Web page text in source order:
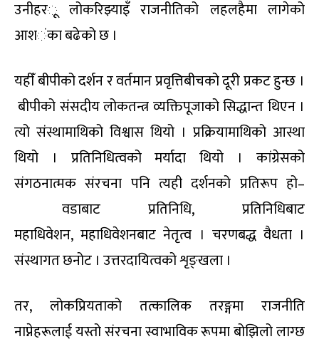
उनीहरूलोकरिझ्याइँराजनीतिको लहलहैमा लागेको
आशंका बढेको छ ।
यहीँबीपीको दर्शन र वर्तमान प्रवृत्तिबीचको दूरी प्रकट हुन्छ ।
बीपीको संसदीय लोकतन्त्रव्यक्तिपूजाको सिद्धान्त थिएन ।
त्यो संस्थामाथिको विश्वास थियो । प्रक्रियामाथिको आस्था
थियो । प्रतिनिधित्वको मर्यादा थियो । कांग्रेसको
संगठनात्मक संरचना पनि त्यही दर्शनको प्रतिरूप हो–
वडाबाट प्रतिनिधि, प्रतिनिधिबाट
महाधिवेशन,महाधिवेशनबाट नेतृत्व । चरणबद्ध वैधता ।
संस्थागत छनोट । उत्तरदायित्वको शृङ्खला ।
तर, लोकप्रियताको तत्कालिक तरङ्गमा राजनीति
नाप्नेहरूलाई यस्तो संरचना स्वाभाविक रूपमा बोझिलो लाग्छ